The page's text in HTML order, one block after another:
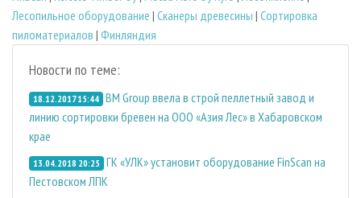
Лесопильное оборудование | Сканеры древесины | Сортировка
пиломатериалов | Финляндия
Новости по теме:
18.12.2017 15:44 BM Group ввела в строй пеллетный завод и
линию сортировки бревен на ООО «Азия Лес» в Хабаровском
крае
13.04.2018 20:25 ГК «УЛК» установит оборудование FinScan на
Пестовском ЛПК